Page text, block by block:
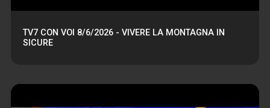
TV7 CON VOI 8/6/2026 - VIVERE LA MONTAGNA IN
SICURE